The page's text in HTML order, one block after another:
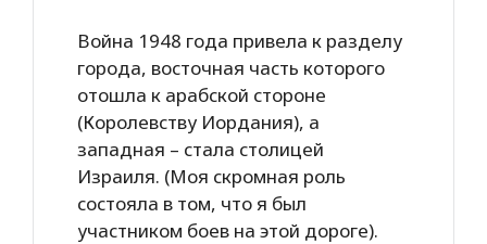
Война 1948 года привела к разделу
города, восточная часть которого
отошла к арабской стороне
(Королевству Иордания), а
западная – стала столицей
Израиля. (Моя скромная роль
состояла в том, что я был
участником боев на этой дороге).